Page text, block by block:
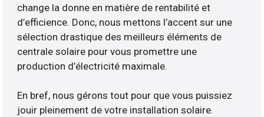
change la donne en matière de rentabilité et
d’efficience. Donc, nous mettons l’accent sur une
sélection drastique des meilleurs éléments de
centrale solaire pour vous promettre une
production d’électricité maximale.
En bref, nous gérons tout pour que vous puissiez
jouir pleinement de votre installation solaire.